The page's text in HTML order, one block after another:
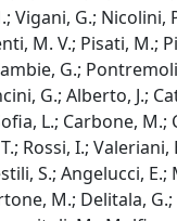
Vigani, G.; Nicolini,
M. V.; Pisati, M.;
G.;
G.; Alberto, J.;
L.; Carbone, M.;
Rossi, I.; Valeriani,
S.; Angelucci, E.;
M.; Delitala,